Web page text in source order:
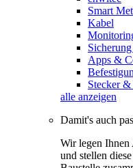
Smart
Kabel
Apps &
Stecker
alle anzeigen
Damit's auch
Wir legen Ihnen
und stellen